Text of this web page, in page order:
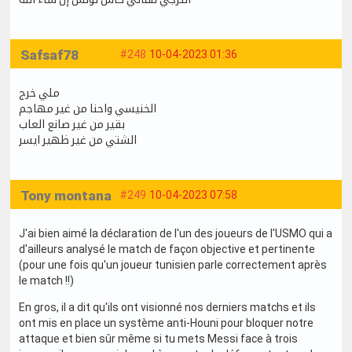
#248 10-04-2023 01:36
Safsaf78
ملي خرج
الخنيسي واحنا من غير مهاجم
بقير من غير صانع العاب
الشتي من غير ظهير ايسر
#249 10-04-2023 07:58
Tony montana
J'ai bien aimé la déclaration de l'un des joueurs de l'USMO qui a
d'ailleurs analysé le match de façon objective et pertinente
(pour une fois qu'un joueur tunisien parle correctement après
le match !!)
En gros, il a dit qu'ils ont visionné nos derniers matchs et ils
ont mis en place un système anti-Houni pour bloquer notre
attaque et bien sûr même si tu mets Messi face à trois